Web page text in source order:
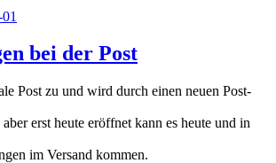
bei der Post
Post zu und wird durch einen neuen Post-
erst heute eröffnet kann es heute und in
im Versand kommen.